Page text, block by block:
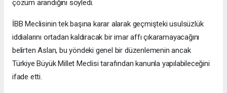
çözüm arandığını söyledi.
İBB Meclisinin tek başına karar alarak geçmişteki usulsüzlük
iddialarını ortadan kaldıracak bir imar affı çıkaramayacağını
belirten Aslan, bu yöndeki genel bir düzenlemenin ancak
Türkiye Büyük Millet Meclisi tarafından kanunla yapılabileceğini
ifade etti.